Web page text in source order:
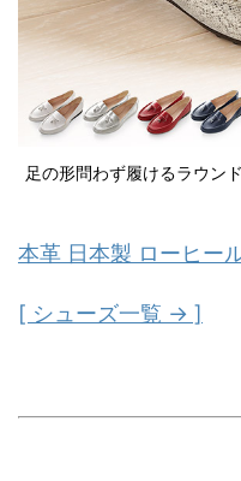
足の形問わず履けるラウン
本革 日本製 ローヒー
[ シューズ一覧 → ]